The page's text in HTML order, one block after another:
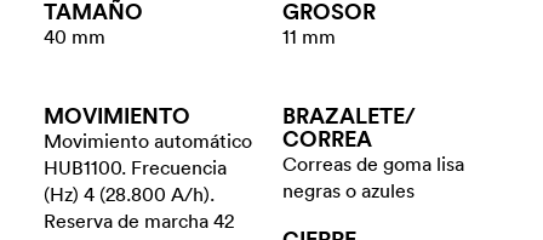
TAMAÑO
40 mm
GROSOR
11 mm
MOVIMIENTO
Movimiento automático
HUB1100. Frecuencia
(Hz) 4 (28.800 A/h).
Reserva de marcha 42
BRAZALETE/​
CORREA
Correas de goma lisa
negras o azules